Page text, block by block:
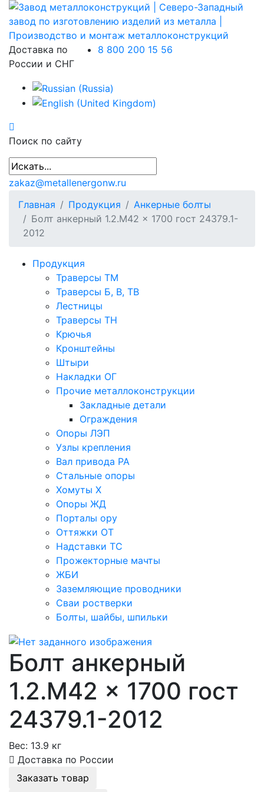
Доставка по
России и СНГ
8 800 200 15 56
Поиск по сайту
zakaz@metallenergonw.ru
Главная
Продукция
Анкерные болты
Болт анкерный 1.2.М42 × 1700 гост 24379.1-
2012
Продукция
Траверсы ТМ
Траверсы Б, В, ТВ
Лестницы
Траверсы ТН
Крючья
Кронштейны
Штыри
Накладки ОГ
Прочие металлоконструкции
Закладные детали
Ограждения
Опоры ЛЭП
Узлы крепления
Вал привода РА
Стальные опоры
Хомуты Х
Опоры ЖД
Порталы ору
Оттяжки ОТ
Надставки ТС
Прожекторные мачты
ЖБИ
Заземляющие проводники
Сваи ростверки
Болты, шайбы, шпильки
Болт анкерный
1.2.М42 × 1700 гост
24379.1-2012
Вес: 13.9 кг
Доставка по России
Заказать товар